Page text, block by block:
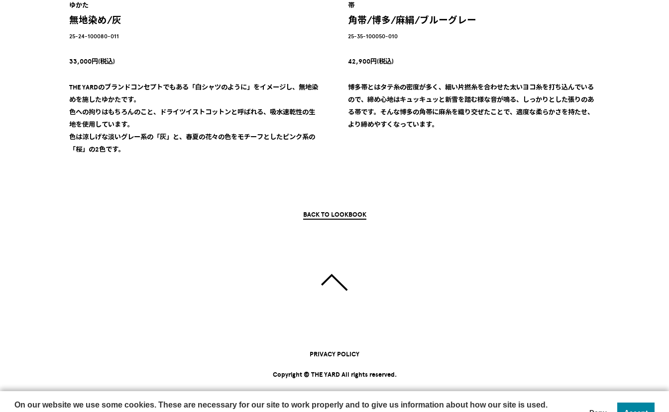
ゆかた
無地染め/灰
25-24-100080-011
33,000円(税込)
THE YARDのブランドコンセプトでもある「白シャツのように」をイメージし、無地染
めを施したゆかたです。
色への拘りはもちろんのこと、ドライツイストコットンと呼ばれる、吸水速乾性の生
地を使用しています。
色は涼しげな淡いグレー系の「灰」と、春夏の花々の色をモチーフとしたピンク系の
「桜」の2色です。
帯
角帯/博多/麻絹/ブルーグレー
25-35-100050-010
42,900円(税込)
博多帯とはタテ糸の密度が多く、細い片撚糸を合わせた太いヨコ糸を打ち込んでいる
ので、締め心地はキュッキュッと新雪を踏む様な音が鳴る、しっかりとした張りのあ
る帯です。そんな博多の角帯に麻糸を織り交ぜたことで、適度な柔らかさを持たせ、
より締めやすくなっています。
BACK TO LOOKBOOK
PRIVACY POLICY
Copyright © THE YARD All rights reserved.
On our website we use some cookies. These are necessary for our site to work properly and to give us information about how our site is used.